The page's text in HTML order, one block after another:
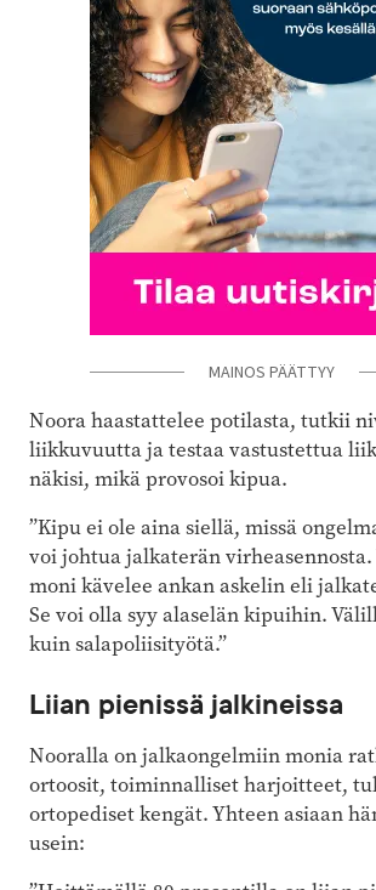
MAINOS PÄÄTTYY
Noora haastattelee potilasta, tutkii
liikkuvuutta ja testaa vastustettua
näkisi, mikä provosoi kipua.
”Kipu ei ole aina siellä, missä
voi johtua jalkaterän
moni kävelee ankan askelin eli
Se voi olla syy alaselän kipuihin.
kuin salapoliisityötä.”
Liian pienissä jalkineissa
Nooralla on jalkaongelmiin monia
ortoosit, toiminnalliset harjoitteet,
ortopediset kengät. Yhteen asiaan
usein: